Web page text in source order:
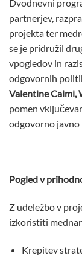
Dvodnevni
partnerjev,
projekta ter
se je pridružil
vpogledov in
odgovornih
Valentine Caimi,
pomen
odgovorno javno
Pogled v
Z udeležbo v
izkoristiti
Krepitev